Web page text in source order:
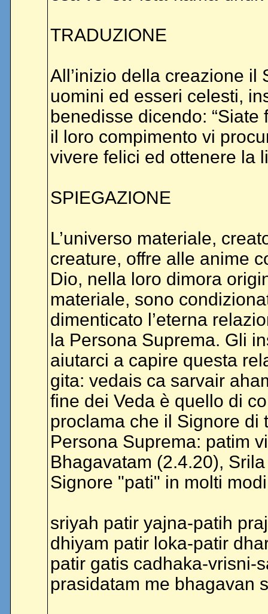
TRADUZIONE
All’inizio della creazione
uomini ed esseri celesti,
benedisse dicendo:
il loro compimento vi
vivere felici ed ottenere la
SPIEGAZIONE
L’universo materiale,
creature, offre alle anime
Dio, nella loro dimora
materiale, sono
dimenticato l’eterna
la Persona Suprema. Gli
aiutarci a capire questa
gita: vedais ca sarvair
fine dei Veda è quello di
proclama che il Signore di
Persona Suprema: patim
Bhagavatam (2.4.20),
Signore "pati" in molti
sriyah patir yajna-patih
dhiyam patir loka-patir
patir gatis cadhaka-vrisni-
prasidatam me bhagavan